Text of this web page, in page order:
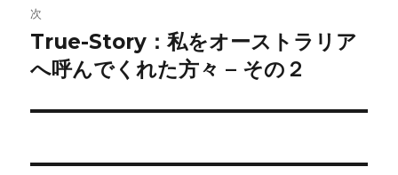
ー
シ
次
次
の
稿:
True-Story：私をオーストラリア
へ呼んでくれた方々 – その２